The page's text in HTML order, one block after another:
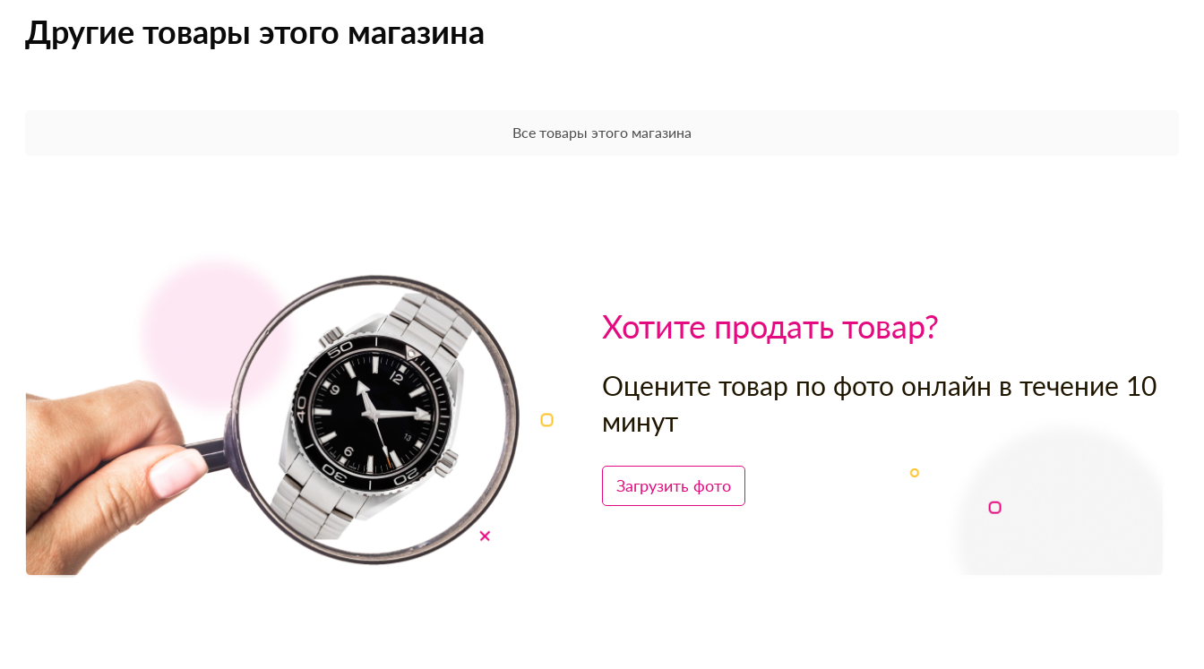
Другие товары этого магазина
Все товары этого магазина
Хотите продать товар?
Оцените товар по фото онлайн в течение 10
минут
Загрузить фото